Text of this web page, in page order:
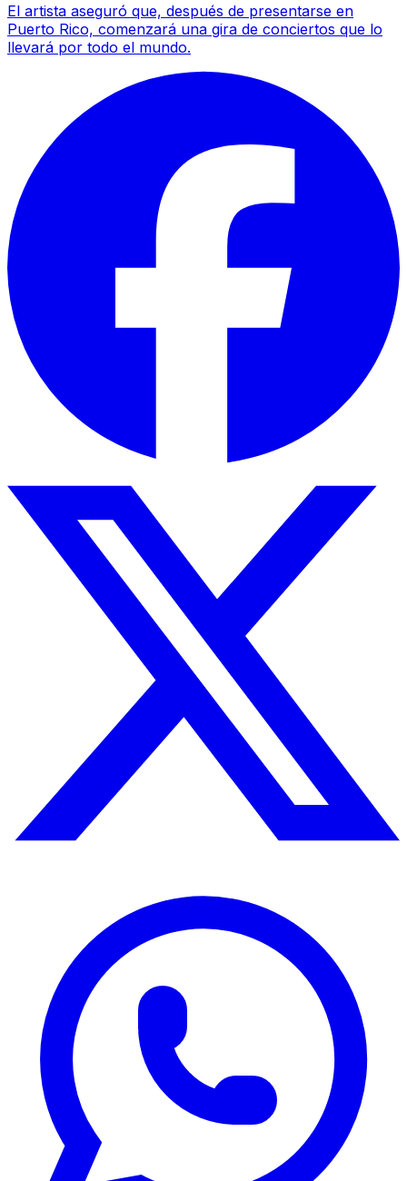
El artista aseguró que, después de presentarse en
Puerto Rico, comenzará una gira de conciertos que lo
llevará por todo el mundo.